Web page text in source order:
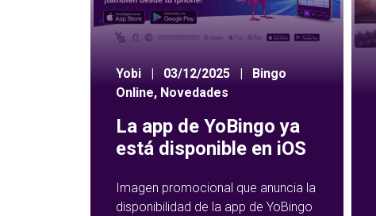
Yobi | 03/12/2025 |
Bingo
Online, Novedades
La app de YoBingo ya
está disponible en iOS
Imagen promocional que anuncia la
disponibilidad de la app de YoBingo